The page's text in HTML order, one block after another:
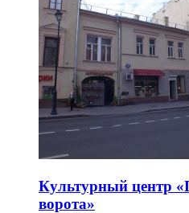
Культурный центр
ворота»